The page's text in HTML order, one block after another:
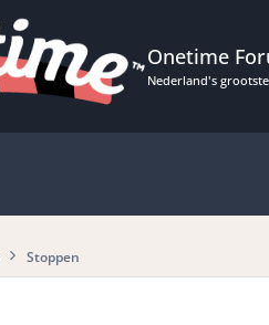
Onetime
Nederland's
Stoppen